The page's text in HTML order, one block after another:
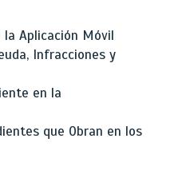
Aplicación Móvil
Infracciones y
en la
que Obran en los